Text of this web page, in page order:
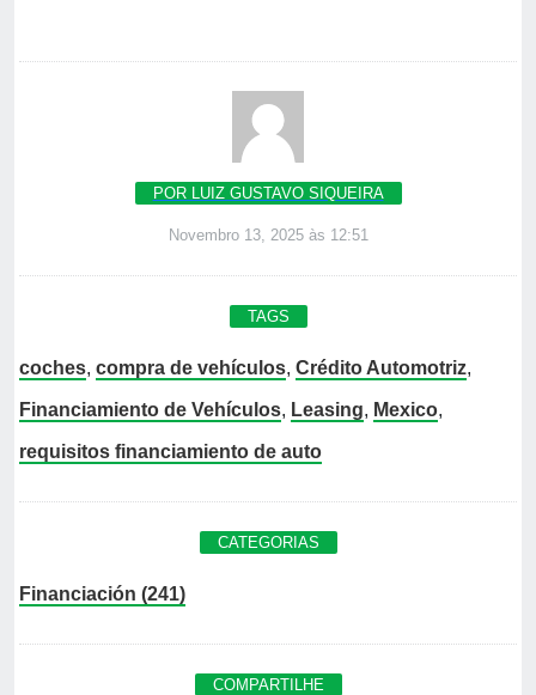
POR LUIZ GUSTAVO SIQUEIRA
Novembro 13, 2025 às 12:51
TAGS
coches, compra de vehículos, Crédito Automotriz,
Financiamiento de Vehículos, Leasing, Mexico,
requisitos financiamiento de auto
CATEGORIAS
Financiación (241)
COMPARTILHE